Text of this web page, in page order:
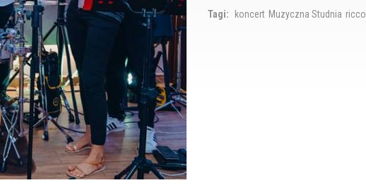
Tagi: koncert Muzyczna Studnia ricco